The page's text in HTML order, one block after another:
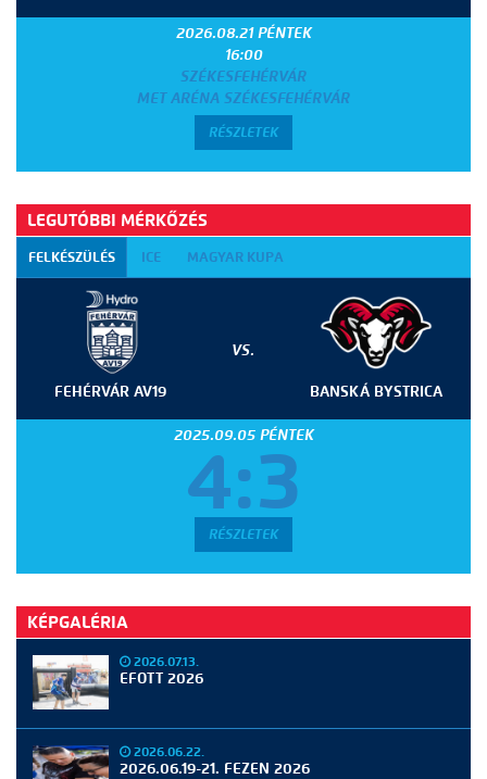
2026.08.21 PÉNTEK
16:00
SZÉKESFEHÉRVÁR
MET ARÉNA SZÉKESFEHÉRVÁR
RÉSZLETEK
LEGUTÓBBI MÉRKŐZÉS
FELKÉSZÜLÉS ICE MAGYAR KUPA
FEHÉRVÁR AV19
VS.
BANSKÁ BYSTRICA
2025.09.05 PÉNTEK
4:3
RÉSZLETEK
KÉPGALÉRIA
2026.07.13.
EFOTT 2026
2026.06.22.
2026.06.19-21. FEZEN 2026